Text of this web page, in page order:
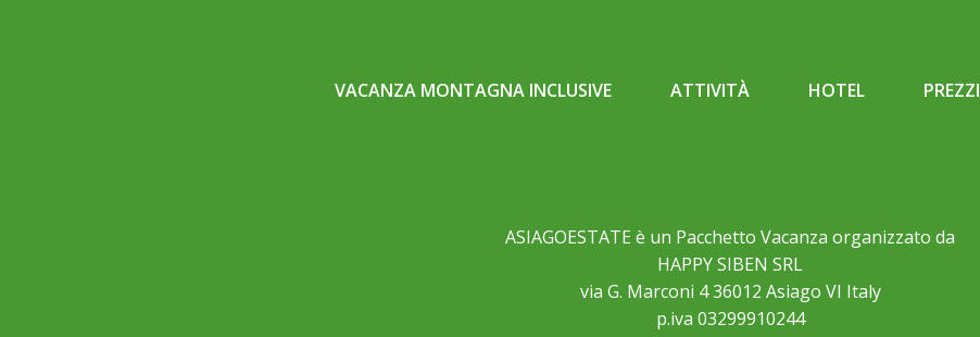
VACANZA MONTAGNA INCLUSIVE ATTIVITÀ HOTEL PREZZI
ASIAGOESTATE è un Pacchetto Vacanza organizzato da
HAPPY SIBEN SRL
via G. Marconi 4 36012 Asiago VI Italy
p.iva 03299910244